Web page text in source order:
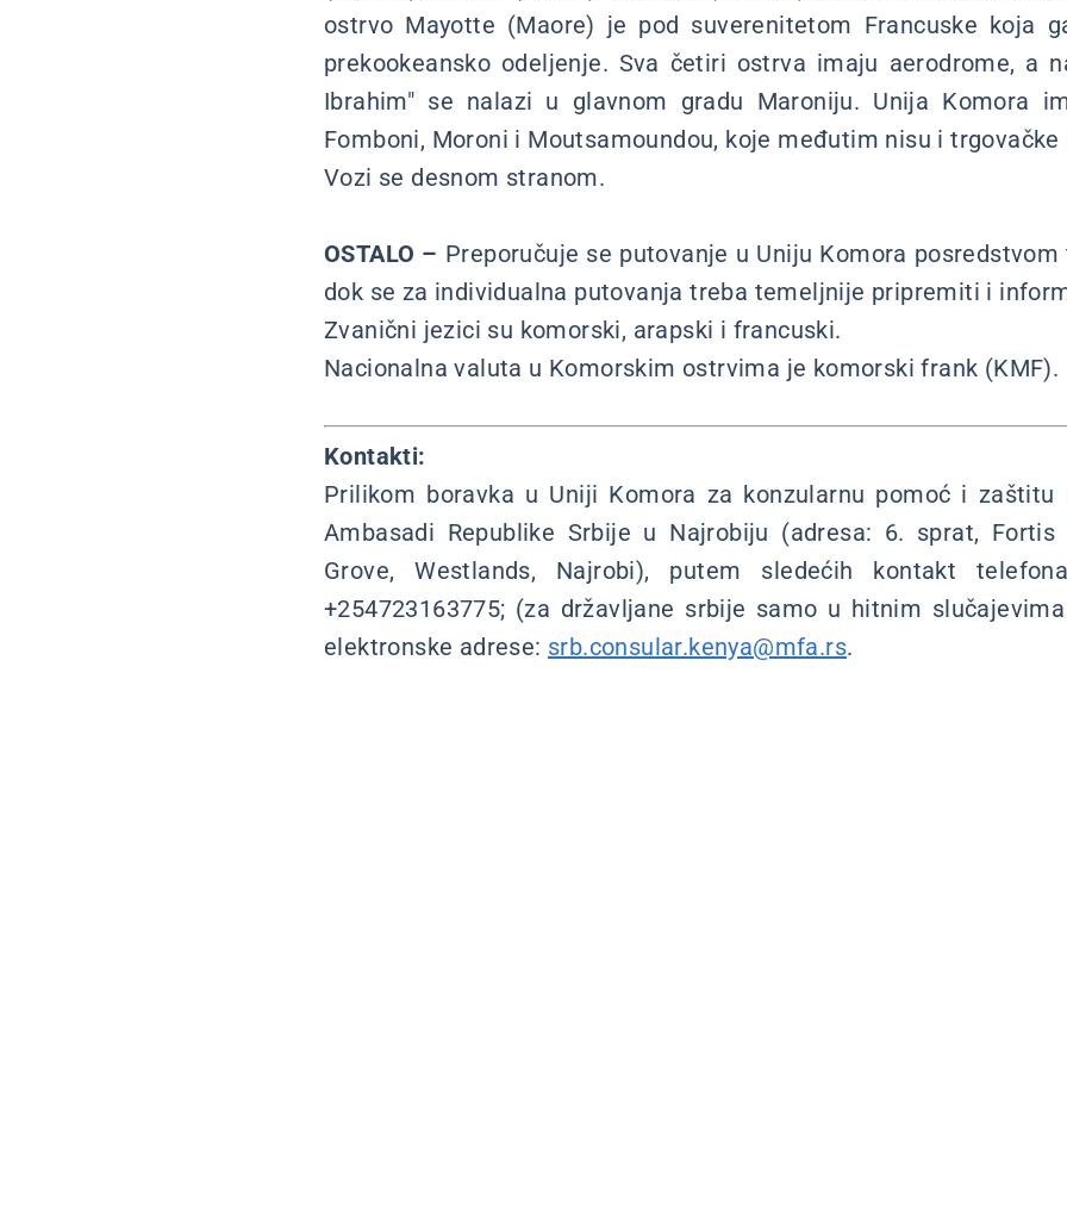
ostrvo Mayotte (Maore) je pod suverenitetom Francuske koja
prekookeansko odeljenje. Sva četiri ostrva imaju aerodrome, a
Ibrahim" se nalazi u glavnom gradu Maroniju. Unija Komora
Fomboni, Moroni i Moutsamoundou, koje međutim nisu i trgovačke
Vozi se desnom stranom.
OSTALO – Preporučuje se putovanje u Uniju Komora
dok se za individualna putovanja treba temeljnije pripremiti i
Zvanični jezici su komorski, arapski i francuski.
Nacionalna valuta u Komorskim ostrvima je komorski frank (KMF).
Kontakti:
Prilikom boravka u Uniji Komora za konzularnu pomoć i
Ambasadi Republike Srbije u Najrobiju (adresa: 6. sprat, Fortis
Grove, Westlands, Najrobi), putem sledećih kontakt
+254723163775; (za državljane srbije samo u hitnim
elektronske adrese: srb.consular.kenya@mfa.rs.